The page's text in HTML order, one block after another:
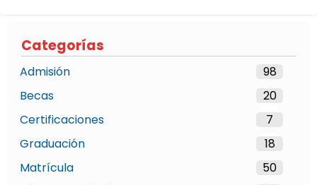
Categorías
Admisión
98
Becas
20
Certificaciones
7
Graduación
18
Matrícula
50